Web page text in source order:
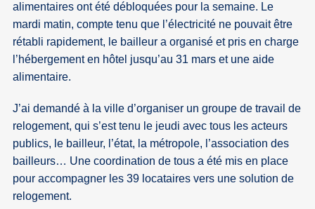
alimentaires ont été débloquées pour la semaine. Le
mardi matin, compte tenu que l’électricité ne pouvait être
rétabli rapidement, le bailleur a organisé et pris en charge
l’hébergement en hôtel jusqu’au 31 mars et une aide
alimentaire.
J’ai demandé à la ville d’organiser un groupe de travail de
relogement, qui s’est tenu le jeudi avec tous les acteurs
publics, le bailleur, l’état, la métropole, l’association des
bailleurs… Une coordination de tous a été mis en place
pour accompagner les 39 locataires vers une solution de
relogement.